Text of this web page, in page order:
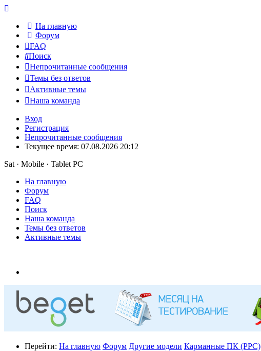
На главную
Форум
FAQ
Поиск
Непрочитанные сообщения
Темы без ответов
Активные темы
Наша команда
Вход
Регистрация
Непрочитанные сообщения
Текущее время: 07.08.2026 20:12
Sat · Mobile · Tablet PC
На главную
Форум
FAQ
Поиск
Наша команда
Темы без ответов
Активные темы
Перейти: На главную Форум Другие модели Карманные ПК (PPC)